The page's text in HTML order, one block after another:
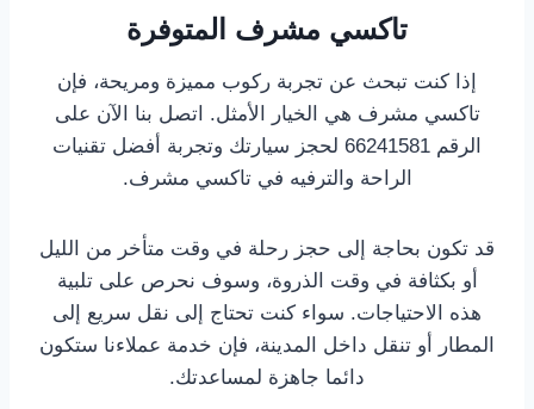
تاكسي مشرف المتوفرة
إذا كنت تبحث عن تجربة ركوب مميزة ومريحة، فإن
تاكسي مشرف هي الخيار الأمثل. اتصل بنا الآن على
الرقم 66241581 لحجز سيارتك وتجربة أفضل تقنيات
الراحة والترفيه في تاكسي مشرف.
قد تكون بحاجة إلى حجز رحلة في وقت متأخر من الليل
أو بكثافة في وقت الذروة، وسوف نحرص على تلبية
هذه الاحتياجات. سواء كنت تحتاج إلى نقل سريع إلى
المطار أو تنقل داخل المدينة، فإن خدمة عملاءنا ستكون
دائما جاهزة لمساعدتك.